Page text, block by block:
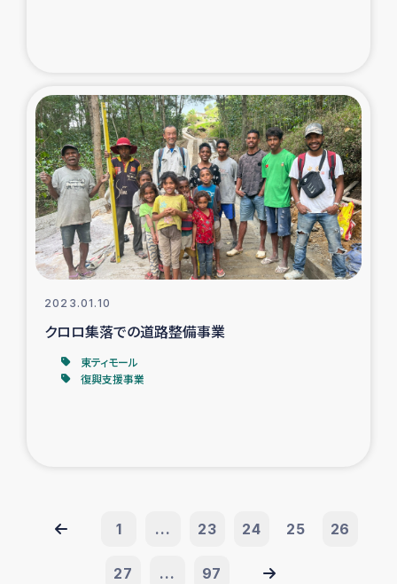
2023.01.10
クロロ集落での道路整備事業
東ティモール
復興支援事業
1 ... 23 24 25 26
27 ... 97